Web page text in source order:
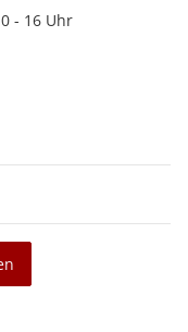
- 16 Uhr